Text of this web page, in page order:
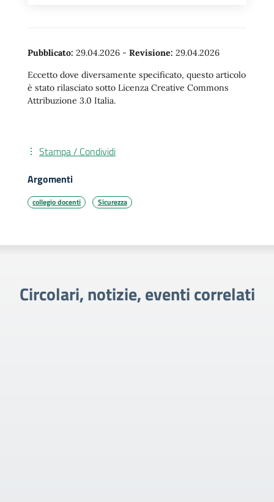
Pubblicato: 29.04.2026 - Revisione: 29.04.2026
Eccetto dove diversamente specificato, questo articolo
è stato rilasciato sotto Licenza Creative Commons
Attribuzione 3.0 Italia.
Stampa / Condividi
Argomenti
collegio docenti Sicurezza
Circolari, notizie, eventi correlati